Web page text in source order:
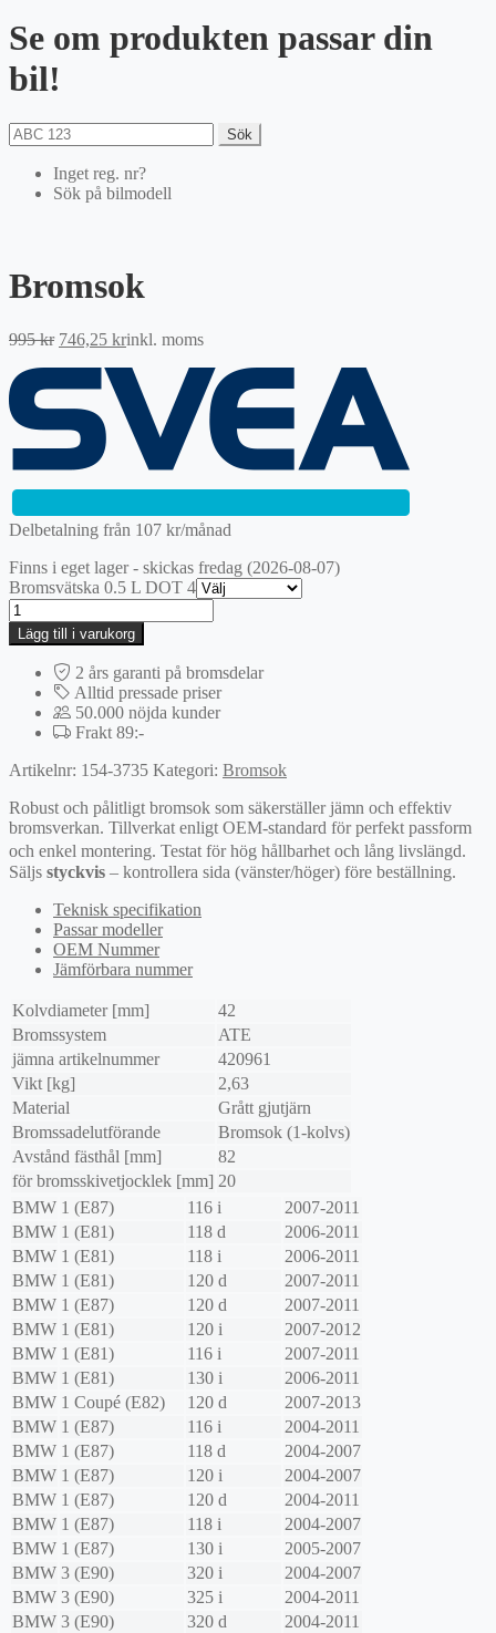
Se om produkten passar din
bil!
Sök
Inget reg. nr?
Sök på bilmodell
Bromsok
995kr Det
995 kr.
746,25 krDet
priset
är:
746,25 kr.
inkl. moms
Delbetalning från 107 kr/månad
Finns i eget lager - skickas fredag (2026-08-07)
Bromsvätska 0.5 L DOT 4
Bromsok
mängd
Lägg till i varukorg
2 års garanti på bromsdelar
Alltid pressade priser
50.000 nöjda kunder
Frakt 89:-
Artikelnr: 154-3735 Kategori: Bromsok
Robust och pålitligt bromsok som säkerställer jämn och effektiv
bromsverkan. Tillverkat enligt OEM-standard för perfekt passform
och enkel montering. Testat för hög hållbarhet och lång livslängd.
Säljs styckvis – kontrollera sida (vänster/höger) före beställning.
Teknisk specifikation
Passar modeller
OEM Nummer
Jämförbara nummer
Kolvdiameter [mm]
42
Bromssystem
ATE
jämna artikelnummer
420961
Vikt [kg]
2,63
Material
Grått gjutjärn
Bromssadelutförande
Bromsok (1-kolvs)
Avstånd fästhål [mm]
82
för bromsskivetjocklek [mm] 20
BMW 1 (E87) 116 i
2007-2011
BMW 1 (E81) 118 d
2006-2011
BMW 1 (E81) 118 i
2006-2011
BMW 1 (E81) 120 d
2007-2011
BMW 1 (E87) 120 d
2007-2011
BMW 1 (E81) 120 i
2007-2012
BMW 1 (E81) 116 i
2007-2011
BMW 1 (E81) 130 i
2006-2011
BMW 1 Coupé (E82) 120 d
2007-2013
BMW 1 (E87) 116 i
2004-2011
BMW 1 (E87) 118 d
2004-2007
BMW 1 (E87) 120 i
2004-2007
BMW 1 (E87) 120 d
2004-2011
BMW 1 (E87) 118 i
2004-2007
BMW 1 (E87) 130 i
2005-2007
BMW 3 (E90) 320 i
2004-2007
BMW 3 (E90) 325 i
2004-2011
BMW 3 (E90) 320 d
2004-2011